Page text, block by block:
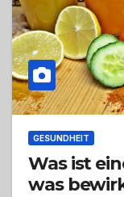
GESUNDHEIT
Was ist
was